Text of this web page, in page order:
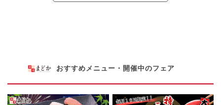
おすすめメニュー・開催中のフェア